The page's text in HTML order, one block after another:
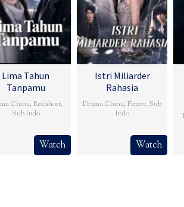
Lima Tahun
Tanpamu
China, Reelshort,
Sub Indo
Watch
Istri Miliarder
Rahasia
Drama China, Flextv, Sub
Indo
Watch